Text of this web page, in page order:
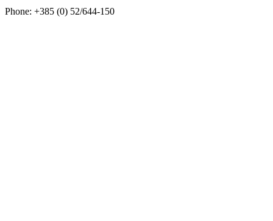
Phone: +385 (0) 52/644-150